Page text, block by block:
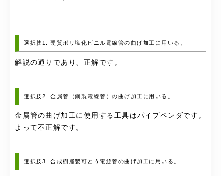
選択肢1. 硬質ポリ塩化ビニル電線管の曲げ加工に用いる。
解説の通りであり、正解です。
選択肢2. 金属管（鋼製電線管）の曲げ加工に用いる。
金属管の曲げ加工に使用する工具はパイプベンダです。
よって不正解です。
選択肢3. 合成樹脂製可とう電線管の曲げ加工に用いる。